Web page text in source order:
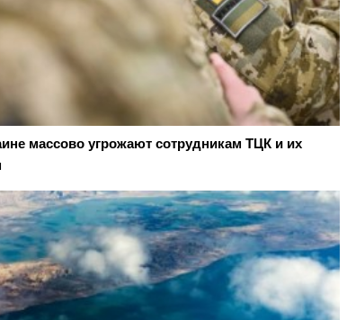
массово угрожают сотрудникам ТЦК и их